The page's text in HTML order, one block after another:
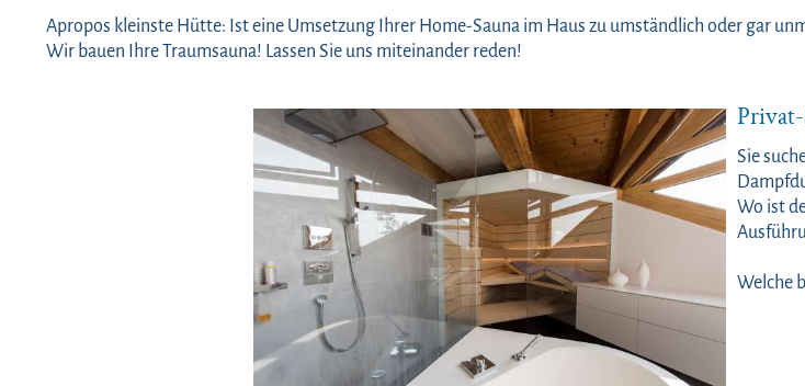
Apropos kleinste Hütte: Ist eine Umsetzung Ihrer Home-Sauna im Haus zu umständlich oder gar
Wir bauen Ihre Traumsauna! Lassen Sie uns miteinander reden!
Sie
Wo ist
Welche